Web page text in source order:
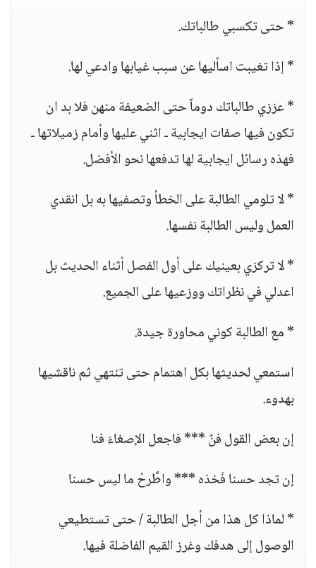
* حتى تكسبي طالباتك.
* إذا تغيبت اسأليها عن سبب غيابها وادعي لها.
* عززي طالباتك دوماً حتى الضعيفة منهن فلا بد ان
تكون فيها صفات ايجابية ـ اثني عليها وأمام زميلاتها ـ
فهذه رسائل ايجابية لها تدفعها نحو الأفضل.
* لا تلومي الطالبة على الخطأ وتصفيها به بل انقدي
العمل وليس الطالبة نفسها.
* لا تركزي بعينيك على أول الفصل أثناء الحديث بل
اعدلي في نظراتك ووزعيها على الجميع.
* مع الطالبة كوني محاورة جيدة.
استمعي لحديثها بكل اهتمام حتى تنتهي ثم ناقشيها
بهدوء.
إن بعض القول فنٌ *** فاجعل الإصغاءَ فنا
إن تجد حسنا فَخذه *** واطَّرحْ ما ليس حسنا
* لماذا كل هذا من أجل الطالبة / حتى تستطيعي
الوصول إلى هدفك وغرز القيم الفاضلة فيها.